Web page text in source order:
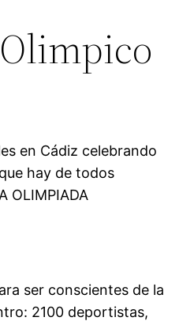
en Cádiz celebrando
hay de todos
OLIMPIADA
ser conscientes de la
2100 deportistas,